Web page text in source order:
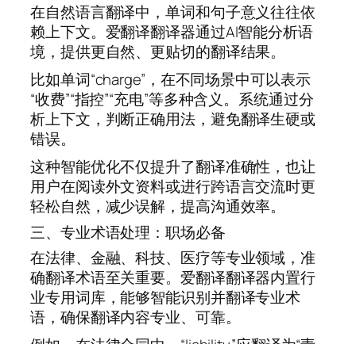
在自然语言翻译中，单词和句子意义往往依
赖上下文。爱翻译翻译器通过AI智能分析语
境，提供更自然、更贴切的翻译结果。
比如单词“charge”，在不同场景中可以表示
“收费”“指控”“充电”等多种含义。系统通过分
析上下文，判断正确用法，避免翻译生硬或
错误。
这种智能优化不仅提升了翻译准确性，也让
用户在阅读外文资料或进行跨语言交流时更
轻松自然，减少误解，提高沟通效率。
三、专业术语处理：职场必备
在法律、金融、科技、医疗等专业领域，准
确翻译术语至关重要。爱翻译翻译器内置行
业专用词库，能够智能识别并翻译专业术
语，确保翻译内容专业、可靠。